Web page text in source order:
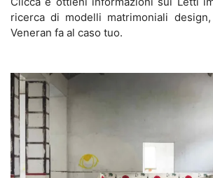
ricerca di modelli matrimoniali
Veneran fa al caso tuo.